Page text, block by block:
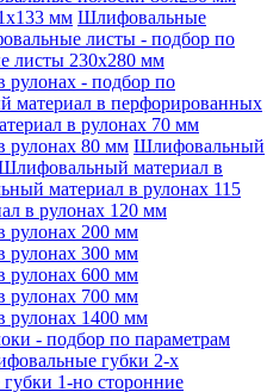
мм Шлифовальные
листы - подбор по
листы 230x280 мм
- подбор по
материал в перфорированных
в рулонах 70 мм
рулонах 80 мм Шлифовальный
материал в
материал в рулонах 115
в рулонах 120 мм
рулонах 200 мм
рулонах 300 мм
рулонах 600 мм
рулонах 700 мм
рулонах 1400 мм
- подбор по параметрам
губки 2-х
1-но сторонние